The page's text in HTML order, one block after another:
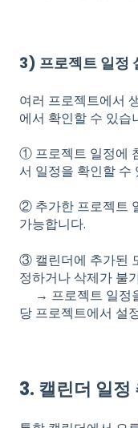
3) 프로젝트 일정
여러 프로젝트에서
에서 확인할 수 있습
① 프로젝트 일정에
서 일정을 확인할 수
② 추가한 프로젝트
가능합니다.
③ 캘린더에 추가된
정하거나 삭제가 불
→ 프로젝트 일정
당 프로젝트에서 설
3. 캘린더 일정